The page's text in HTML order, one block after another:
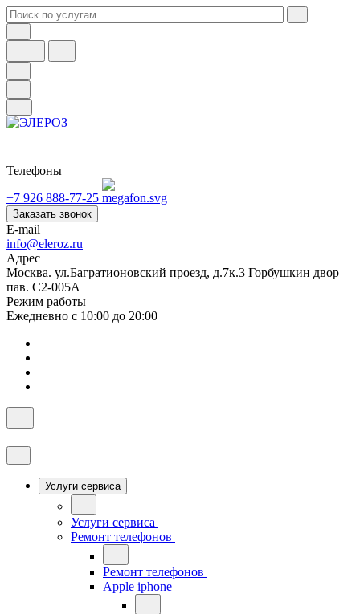
Телефоны
+7 926 888-77-25
Заказать звонок
E-mail
info@eleroz.ru
Адрес
Москва. ул.Багратионовский проезд, д.7к.3 Горбушкин двор
пав. C2-005A
Режим работы
Ежедневно с 10:00 до 20:00
Услуги сервиса
Услуги сервиса
Ремонт телефонов
Ремонт телефонов
Apple iphone